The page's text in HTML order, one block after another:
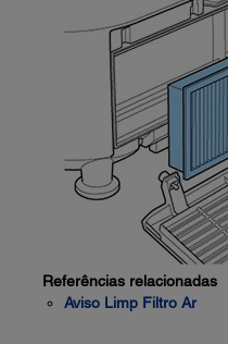
Referências relacionadas
Aviso Limp Filtro Ar